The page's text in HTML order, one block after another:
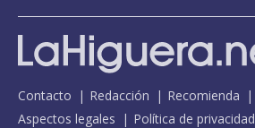
Contacto Redacción Recomienda
Aspectos legales
Política de privacidad